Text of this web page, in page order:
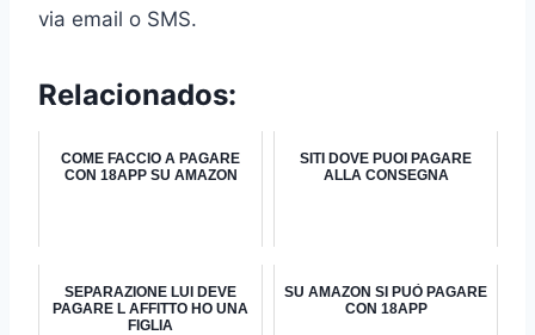
via email o SMS.
Relacionados:
COME FACCIO A PAGARE
CON 18APP SU AMAZON
SITI DOVE PUOI PAGARE
ALLA CONSEGNA
SEPARAZIONE LUI DEVE
PAGARE L AFFITTO HO UNA
FIGLIA
SU AMAZON SI PUÒ PAGARE
CON 18APP